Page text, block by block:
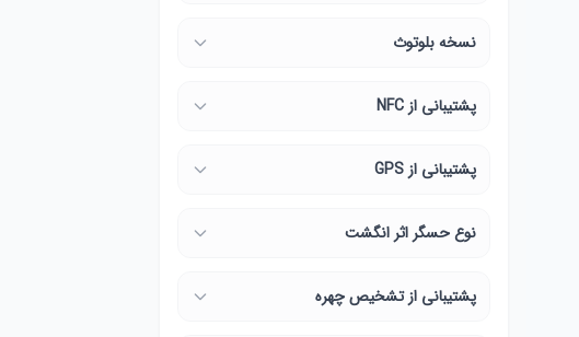
نسخه بلوتوث
پشتیبانی از NFC
پشتیبانی از GPS
نوع حسگر اثر انگشت
پشتیبانی از تشخیص چهره